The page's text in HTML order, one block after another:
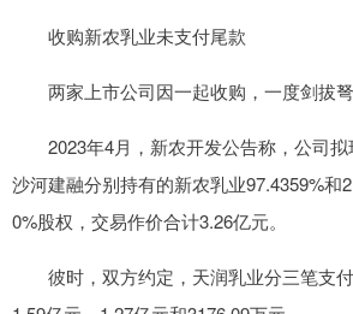
收购新农乳业未支付尾款
两家上市公司因一起收购，一度剑拔弩
2023年4月，新农开发公告称，公司拟
沙河建融分别持有的新农乳业97.4359%和
0%股权，交易作价合计3.26亿元。
彼时，双方约定，天润乳业分三笔支